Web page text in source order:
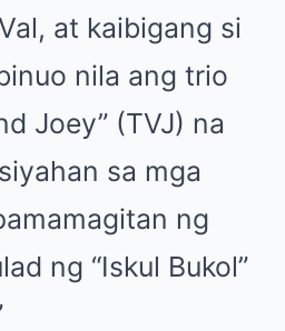
at kaibigang si
nila ang trio
Joey” (TVJ) na
sa mga
ng
ng “Iskul Bukol”